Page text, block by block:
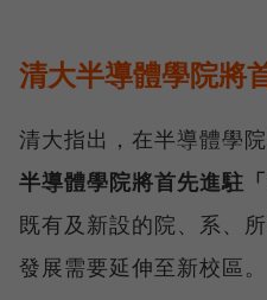
清大半導體學院將
清大指出，在半導體學
半導體學院將首先進駐「
既有及新設的院、系、
發展需要延伸至新校區。